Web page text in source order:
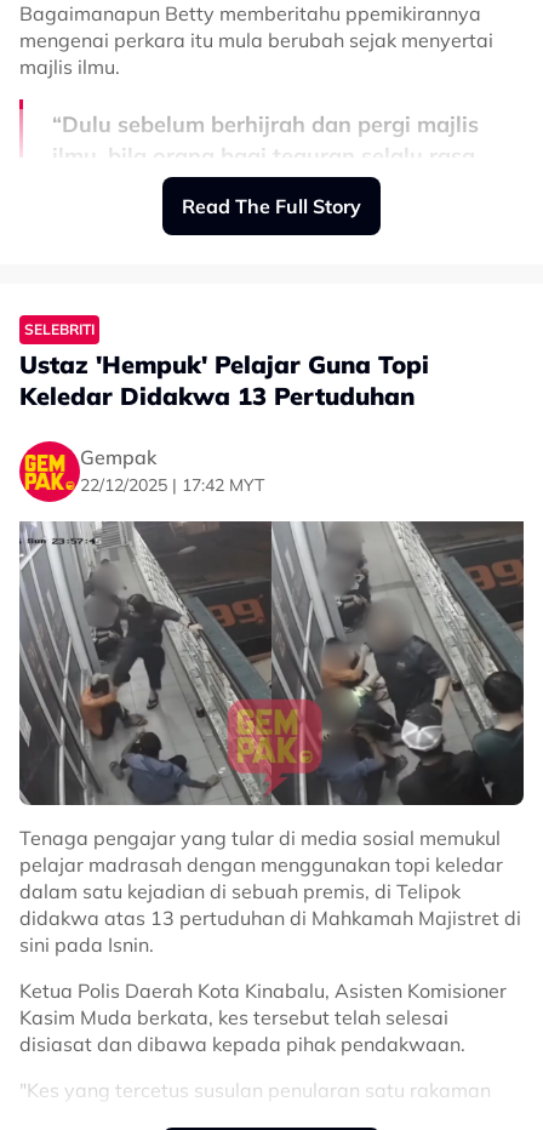
Bagaimanapun Betty memberitahu ppemikirannya
mengenai perkara itu mula berubah sejak menyertai
majlis ilmu.
“Dulu sebelum berhijrah dan pergi majlis
ilmu, bila orang bagi teguran selalu rasa,
‘siapa dia nak tegur aku bukan ustaz atau
ustazah pun. Hanya Allah yang boleh
“Tapi bila selalu ke majlis ilmu baru faham, setiap umat
Islam WAJIB tegur saudara Islam tak perlu tunggu jadi
ustaz atau ustazah. Tapi dalam keadaan lembut dan
tidak memalukan,” kongsinya.
Pada perkongsian lain, adik kepada selebriti Datin
Paduka Umie Aida dan Erma Fatima ini mendoakan
agar Allah melembutkan hati semua orang untuk
menerima teguran yang baik.
“Dan dulu saya sedar saja halal atau haram tapi ego
tinggi dan bisikan syaitan tetap sedapkan hati, siapa
dia nak tegur aku?
“Semoga Allah lembutkan hati kita semua untuk
menerima kebenaran,” katanya lagi.
Related Topics
#Betty Rahmad #Ustaz
#Ustazah
#Betty Rahmad,Ustaz,Ustazah,Majlis Ilmu,Teguran Islam
Read The Full Story
SELEBRITI
Ustaz 'Hempuk' Pelajar Guna Topi
Keledar Didakwa 13 Pertuduhan
Gempak
22/12/2025 | 17:42 MYT
Tenaga pengajar yang tular di media sosial memukul
pelajar madrasah dengan menggunakan topi keledar
dalam satu kejadian di sebuah premis, di Telipok
didakwa atas 13 pertuduhan di Mahkamah Majistret di
sini pada Isnin.
Ketua Polis Daerah Kota Kinabalu, Asisten Komisioner
Kasim Muda berkata, kes tersebut telah selesai
disiasat dan dibawa kepada pihak pendakwaan.
"Kes yang tercetus susulan penularan satu rakaman